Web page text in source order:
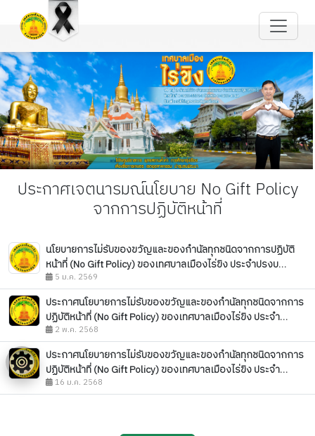
ประกาศเจตนารมณ์นโยบาย No Gift Policy
จากการปฏิบัติหน้าที่
นโยบายการไม่รับของขวัญและของกำนัลทุกชนิดจากการปฏิบัติ
หน้าที่ (No Gift Policy) ของเทศบาลเมืองไร่ขิง ประจำปรงบ
ประมาณ พ.ศ. 2569
5 ม.ค. 2569
ประกาศนโยบายการไม่รับของขวัญและของกำนัลทุกชนิดจากการ
ปฏิบัติหน้าที่ (No Gift Policy) ของเทศบาลเมืองไร่ขิง ประจำ
ปีงบประมาณ พ.ศ.๒๕๖๗
2 พ.ค. 2568
ประกาศนโยบายการไม่รับของขวัญและของกำนัลทุกชนิดจากการ
ปฏิบัติหน้าที่ (No Gift Policy) ของเทศบาลเมืองไร่ขิง ประจำ
ปีงบประมาณ พ.ศ. 2568
16 ม.ค. 2568